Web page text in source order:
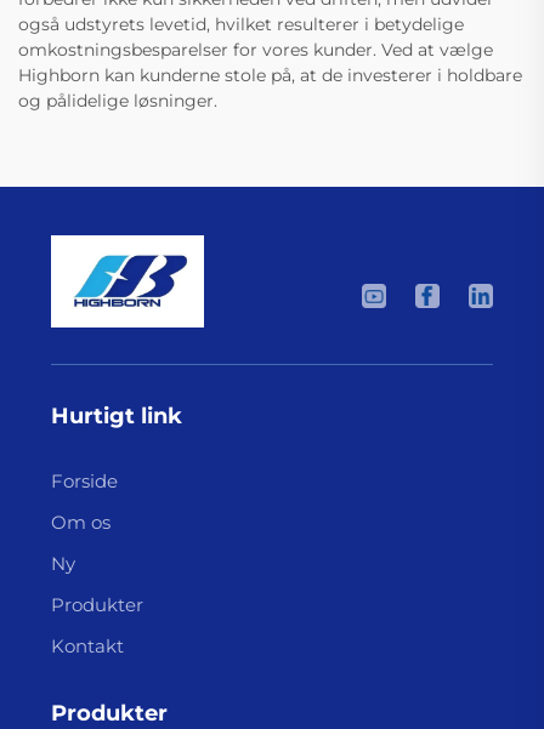
også udstyrets levetid, hvilket resulterer i betydelige
omkostningsbesparelser for vores kunder. Ved at vælge
Highborn kan kunderne stole på, at de investerer i holdbare
og pålidelige løsninger.
Hurtigt link
Forside
Om os
Ny
Produkter
Kontakt
Produkter